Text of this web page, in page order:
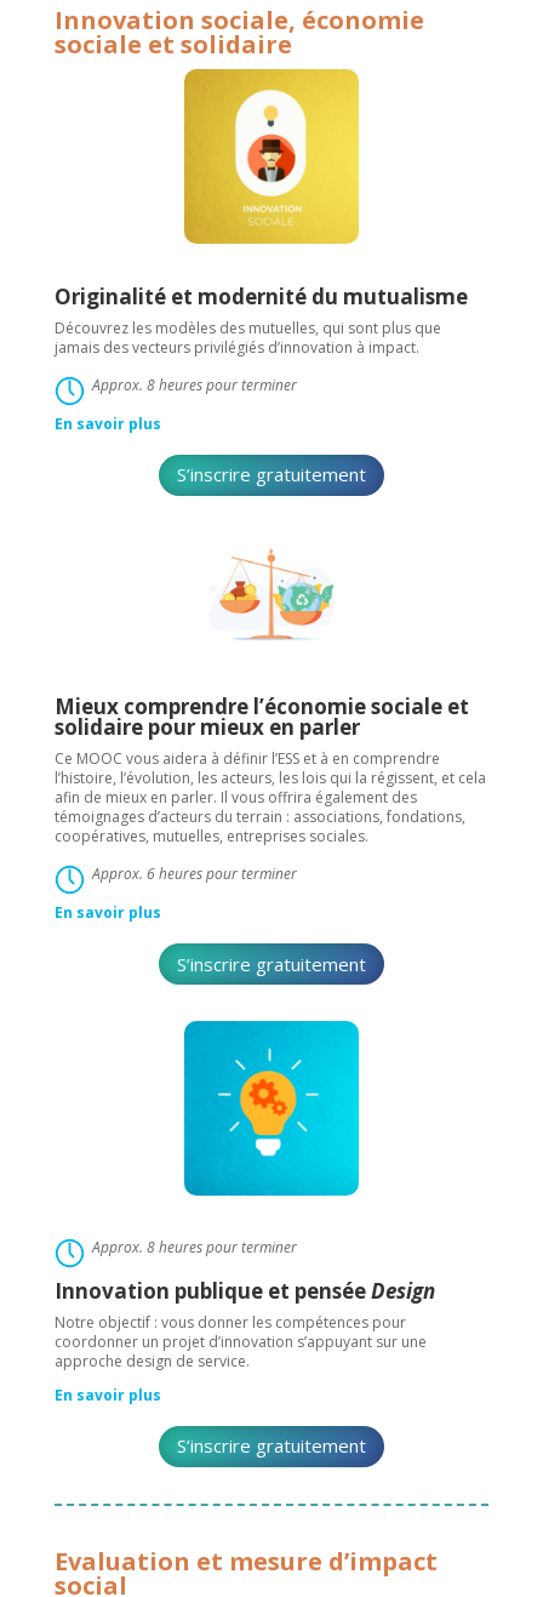
Innovation sociale, économie
sociale et solidaire
Originalité et modernité du mutualisme
Découvrez les modèles des mutuelles, qui sont plus que
jamais des vecteurs privilégiés d’innovation à impact.
Approx. 8 heures pour terminer
En savoir plus
S’inscrire gratuitement
Mieux comprendre l’économie sociale et
solidaire pour mieux en parler
Ce MOOC vous aidera à définir l’ESS et à en comprendre
l’histoire, l’évolution, les acteurs, les lois qui la régissent, et cela
afin de mieux en parler. Il vous offrira également des
témoignages d’acteurs du terrain : associations, fondations,
coopératives, mutuelles, entreprises sociales.
Approx. 6 heures pour terminer
En savoir plus
S’inscrire gratuitement
Approx. 8 heures pour terminer
Innovation publique et penséeDesign
Notre objectif : vous donner les compétences pour
coordonner un projet d’innovation s’appuyant sur une
approche design de service.
En savoir plus
S’inscrire gratuitement
Evaluation et mesure d’impact
social